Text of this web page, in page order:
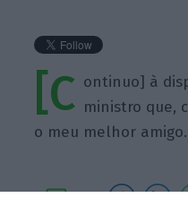
[C ontinuo] à
ministro que,
o meu melhor amigo.